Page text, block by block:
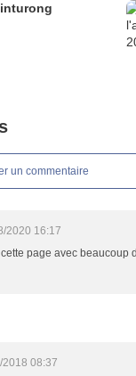
un commentaire
2020 16:17
page avec beaucoup
2018 08:37